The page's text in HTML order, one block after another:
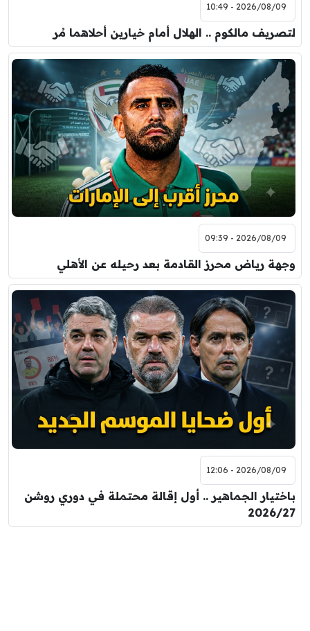
2026/08/09 - 10:49
لتصريف مالكوم .. الهلال أمام خيارين أحلاهما مُر
2026/08/09 - 09:39
وجهة رياض محرز القادمة بعد رحيله عن الأهلي
2026/08/09 - 12:06
باختيار الجماهير .. أول إقالة محتملة في دوري روشن
2026/27